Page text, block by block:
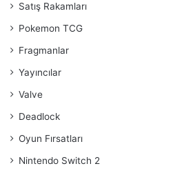
Satış Rakamları
Pokemon TCG
Fragmanlar
Yayıncılar
Valve
Deadlock
Oyun Fırsatları
Nintendo Switch 2